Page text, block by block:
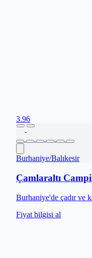
3.96
Burhaniye/Balıkesir
Çamlaraltı
Burhaniye'de çadır ve
Fiyat bilgisi al